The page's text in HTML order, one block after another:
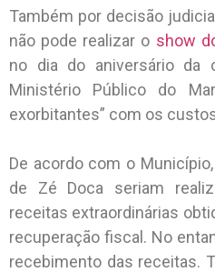
Também por decisão
não pode realizar o show
no dia do aniversário da
Ministério Público do
exorbitantes” com os
De acordo com o
de Zé Doca seriam
receitas extraordinárias
recuperação fiscal. No
recebimento das receitas.